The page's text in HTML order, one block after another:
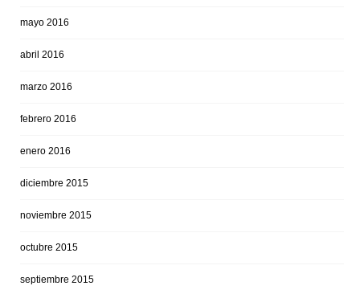
mayo 2016
abril 2016
marzo 2016
febrero 2016
enero 2016
diciembre 2015
noviembre 2015
octubre 2015
septiembre 2015